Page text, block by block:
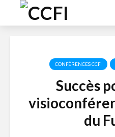
CONFÉRENCES CCFI
Succès
du